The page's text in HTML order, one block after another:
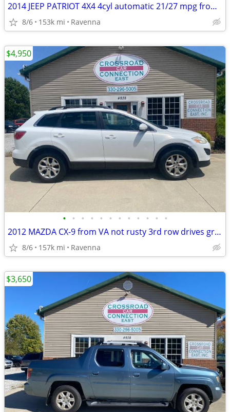
2014 JEEP PATRIOT 4X4 4cyl automatic 21/27 mpg from VA not rusty
8/6 153k mi Ravenna
• • • • • • • • • • • •
2012 MAZDA CX-9 from VA not rusty 3rd row drives great!
8/6 157k mi Ravenna
$4,950
$3,650